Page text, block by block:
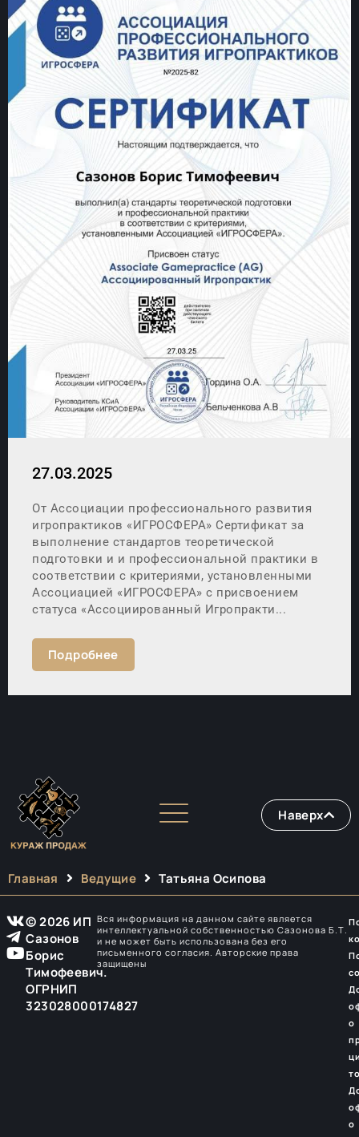
27.03.2025
От Ассоциации профессионального развития
игропрактиков «ИГРОСФЕРА» Сертификат за
выполнение стандартов теоретической
подготовки и и профессиональной практики в
соответствии с критериями, установленными
Ассоциацией «ИГРОСФЕРА» с присвоением
статуса «Ассоциированный Игропракти...
Подробнее
Наверх
Главная Ведущие Татьяна Осипова
© 2026 ИП
Сазонов
Борис
Тимофеевич.
ОГРНИП
323028000174827
Вся информация на данном сайте является
интеллектуальной собственностью Сазонова Б.Т.
и не может быть использована без его
письменного согласия. Авторские права
защищены
о
о